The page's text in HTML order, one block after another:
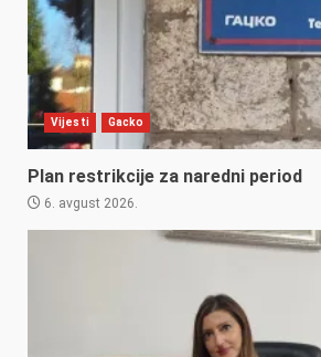
Vijesti Gacko
Plan restrikcije za naredni period
6. avgust 2026.